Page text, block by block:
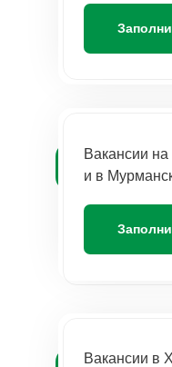
Вакансии
и в
Вакансии в